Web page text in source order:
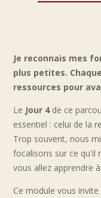
la
pensée
Je reconnais mes
plus petites.
ressources pour
Le Jour 4de ce
essentiel : celui de la
Trop souvent, nous
focalisons sur ce qu'il
vous allez apprendre
Ce module vous